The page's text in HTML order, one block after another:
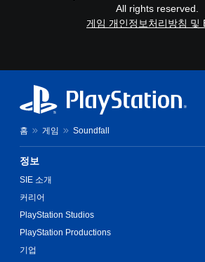
All rights reserved.
게임 개인정보처리방침 및
홈 게임 Soundfall
정보
SIE 소개
커리어
PlayStation Studios
PlayStation Productions
기업